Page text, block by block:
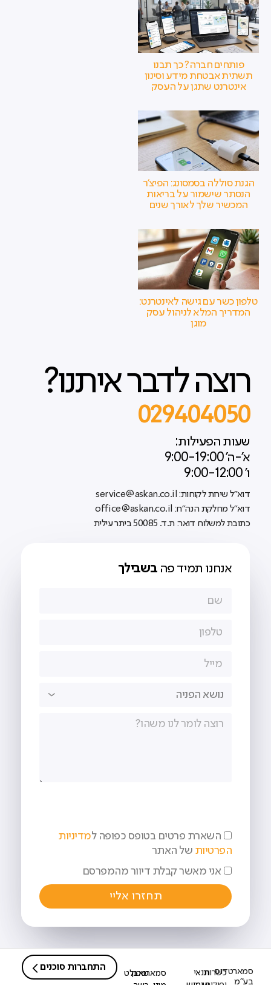
פותחים חברה? כך תבנו
תשתית אבטחת מידע וסינון
אינטרנט שתגן על העסק
הגנת סוללה בסמסונג: הפיצ'ר
הנסתר שישמור על בריאות
המכשיר שלך לאורך שנים
טלפון כשר עם גישה לאינטרנט:
המדריך המלא לניהול עסק
מוגן
רוצה לדבר איתנו?
029404050
שעות הפעילות:
א'-ה' 9:00-19:00
ו' 9:00-12:00
דוא"ל שירות לקוחות: service@askan.co.il
דוא"ל מחלקת הנה"ח: office@askan.co.il
כתובת למשלוח דואר: ת.ד. 50085 ביתר עילית
אנחנו תמיד פה בשבילך
השארת פרטים בטופס כפופה למדיניות
הפרטיות של האתר
אני מאשר קבלת דיוור מהמפרסם
תחזרו אליי
סמארטדוס
בע"מ
כשרותתנאי
סמארטפון
טאבלט
התחברות סוכנים